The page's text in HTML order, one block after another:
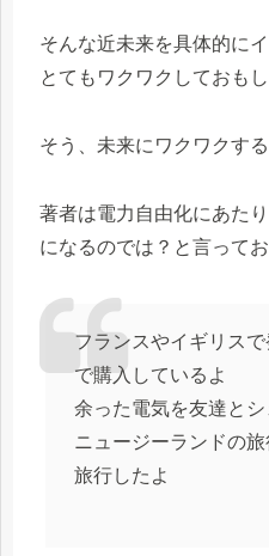
そんな近未来を具体的に
とてもワクワクしておも
そう、未来にワクワクする
著者は電力自由化にあた
になるのでは？と言って
フランスやイギリス
で購入しているよ
余った電気を友達と
ニュージーランドの
旅行したよ